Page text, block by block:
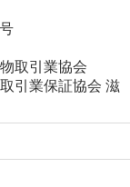
取引業協会
引業保証協会 滋